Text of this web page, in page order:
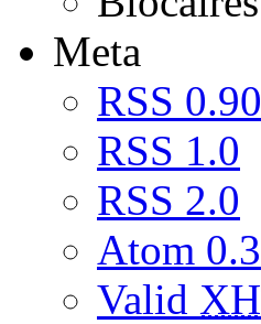
Meta
RSS 0.90
RSS 1.0
RSS 2.0
Atom 0.3
Valid